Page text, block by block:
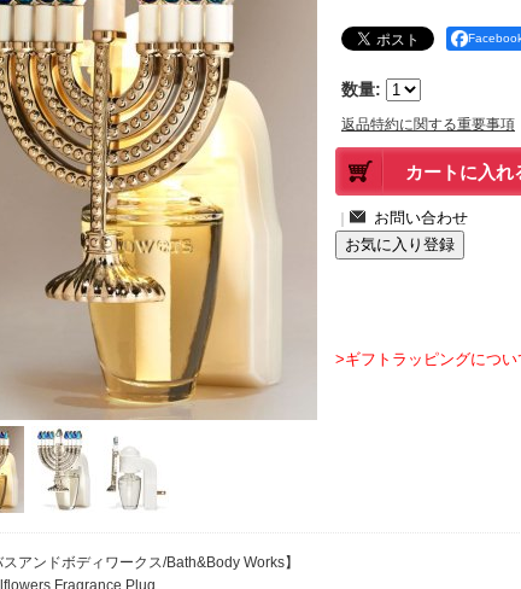
数量:
返品特約に関する重要事項
>ギフトラッピングについ
スアンドボディワークス/Bath&Body Works】
Fragrance Plug